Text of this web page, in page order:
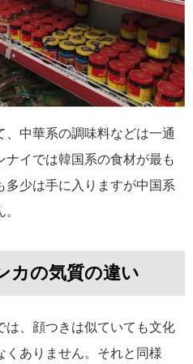
、中華系の調味料などは一通
ナイでは韓国系の食材が最も
多少は手に入りますが中国系
カの気質の違い
は、顔つきは似ていても文化
くありません。それと同様